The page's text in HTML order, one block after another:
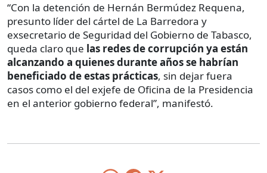
“Con la detención de Hernán Bermúdez Requena,
presunto líder del cártel de La Barredora y
exsecretario de Seguridad del Gobierno de Tabasco,
queda claro que las redes de corrupción ya están
alcanzando a quienes durante años se habrían
beneficiado de estas prácticas, sin dejar fuera
casos como el del exjefe de Oficina de la Presidencia
en el anterior gobierno federal”, manifestó.